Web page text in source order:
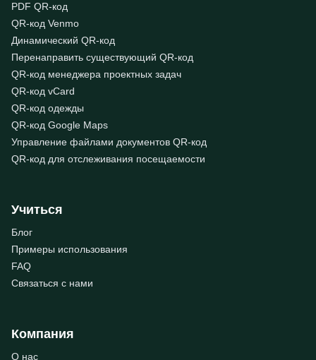
PDF QR-код
QR-код Venmo
Динамический QR-код
Перенаправить существующий QR-код
QR-код менеджера проектных задач
QR-код vCard
QR-код одежды
QR-код Google Maps
Управление файлами документов QR-код
QR-код для отслеживания посещаемости
Учиться
Блог
Примеры использования
FAQ
Связаться с нами
Компания
О нас